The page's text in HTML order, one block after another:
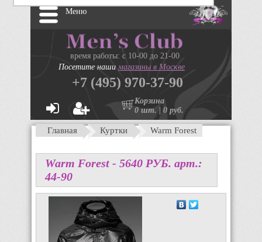
Меню
время работы: с 10-00 до 21-00
Посетите нашимагазины в Москве
+7 (495) 970-37-90
Корзина
0 шт. | 0 руб.
Главная Куртки Warm Forest
Warm Forest - 5640 PУБ. арт.:
44-90